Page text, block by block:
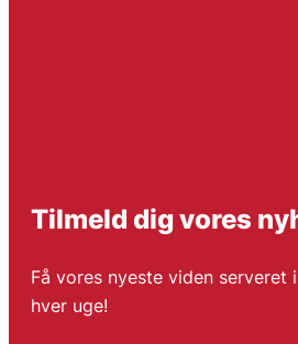
Tilmeld dig vores
Få vores nyeste viden serveret
hver uge!